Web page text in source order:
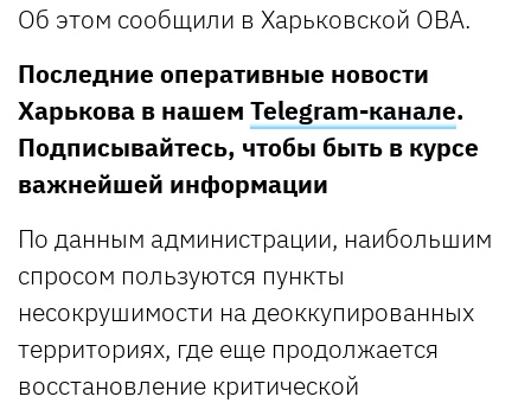
Об этом сообщили в Харьковской ОВА.
Последние оперативные новости
Харькова в нашем Telegram-канале.
Подписывайтесь, чтобы быть в курсе
важнейшей информации
По данным администрации, наибольшим
спросом пользуются пункты
несокрушимости на деоккупированных
территориях, где еще продолжается
восстановление критической